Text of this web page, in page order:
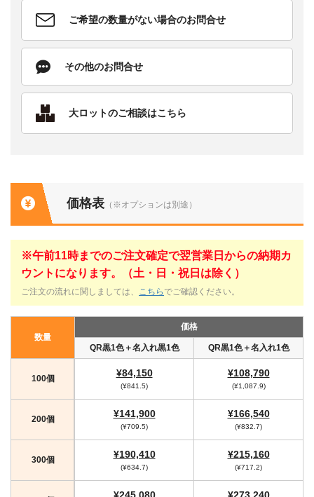
ご希望の数量がない場合のお問合せ
その他のお問合せ
大ロットのご相談はこちら
価格表 （※オプションは別途）
※午前11時までのご注文確定で翌営業日からの納期カ
ウントになります。（土・日・祝日は除く）
ご注文の流れに関しましては、 こちら でご確認ください。
数量
価格
QR黒1色＋名入れ黒1色 QR黒1色＋名入れ1色
100個 ¥84,150
(¥841.5)
¥108,790
(¥1,087.9)
200個 ¥141,900
(¥709.5)
¥166,540
(¥832.7)
300個 ¥190,410
(¥634.7)
¥215,160
(¥717.2)